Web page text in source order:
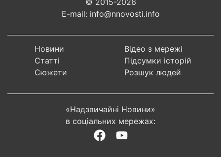
E-mail: info@nnovosti.info
Новини
Статті
Сюжети
Відео з мережі
Підсумки історій
Розшук людей
«Надзвичайні Новини»
в соціальних мережах: